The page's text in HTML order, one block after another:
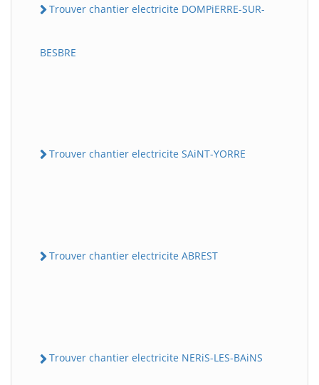
Trouver chantier electricite DOMPiERRE-SUR-
BESBRE
Trouver chantier electricite SAiNT-YORRE
Trouver chantier electricite ABREST
Trouver chantier electricite NERiS-LES-BAiNS